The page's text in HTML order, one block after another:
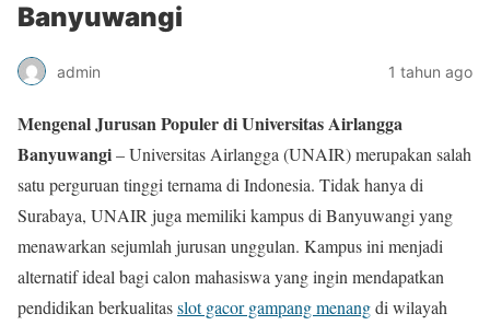
Banyuwangi
admin 1 tahun ago
Mengenal Jurusan Populer di Universitas Airlangga
Banyuwangi– Universitas Airlangga (UNAIR) merupakan salah
satu perguruan tinggi ternama di Indonesia. Tidak hanya di
Surabaya, UNAIR juga memiliki kampus di Banyuwangi yang
menawarkan sejumlah jurusan unggulan. Kampus ini menjadi
alternatif ideal bagi calon mahasiswa yang ingin mendapatkan
pendidikan berkualitasslot gacor gampang menangdi wilayah